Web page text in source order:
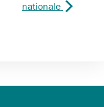
nationale